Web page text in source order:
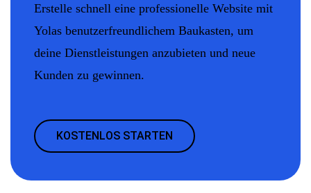
Erstelle schnell eine professionelle Website mit
Yolas benutzerfreundlichem Baukasten, um
deine Dienstleistungen anzubieten und neue
Kunden zu gewinnen.
KOSTENLOS STARTEN